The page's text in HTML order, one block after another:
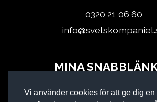
Vi använder cookies för att ge dig en
0320 21 06 60
MINA
Köpvillkor